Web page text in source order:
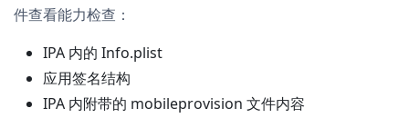
件查看能力检查：
IPA 内的 Info.plist
应用签名结构
IPA 内附带的 mobileprovision 文件内容